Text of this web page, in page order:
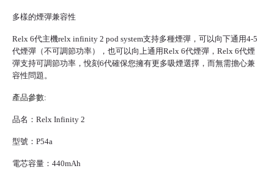
多樣的煙彈兼容性
Relx 6代主機relx infinity 2 pod system支持多種煙彈，可以向下通用4-5
代煙彈（不可調節功率），也可以向上通用Relx 6代煙彈 ，Relx 6代煙
彈支持可調節功率，悅刻6代確保您擁有更多吸煙選擇，而無需擔心兼
容性問題。
產品參數:
品名：Relx Infinity 2
型號：P54a
電芯容量：440mAh